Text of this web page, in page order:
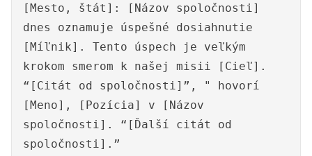
[Mesto, štát]: [Názov spoločnosti]
dnes oznamuje úspešné dosiahnutie
[Míľnik]. Tento úspech je veľkým
krokom smerom k našej misii [Cieľ].
“[Citát od spoločnosti]”, " hovorí
[Meno], [Pozícia] v [Názov
spoločnosti]. “[Ďalší citát od
spoločnosti].”